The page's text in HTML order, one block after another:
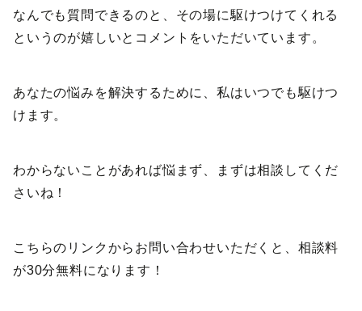
なんでも質問できるのと、その場に駆けつけてくれる
というのが嬉しいとコメントをいただいています。
あなたの悩みを解決するために、私はいつでも駆けつ
けます。
わからないことがあれば悩まず、まずは相談してくだ
さいね！
こちらのリンクからお問い合わせいただくと、相談料
が30分無料になります！